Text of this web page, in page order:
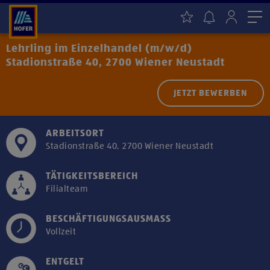
Lehrling im Einzelhandel (m/w/d)
Stadionstraße 40, 2700 Wiener Neustadt
JETZT BEWERBEN
ARBEITSORT
Stadionstraße 40, 2700 Wiener Neustadt
TÄTIGKEITSBEREICH
Filialteam
BESCHÄFTIGUNGSAUSMASS
Vollzeit
ENTGELT